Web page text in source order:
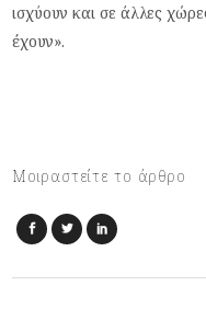
ισχύουν και σε άλλες
έχουν».
Μοιραστείτε το άρθρο